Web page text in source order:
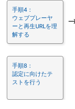
手順4：
ウェブプレーヤ
ーと再生URLを理
解する
手順8：
認定に向けたテ
ストを行う